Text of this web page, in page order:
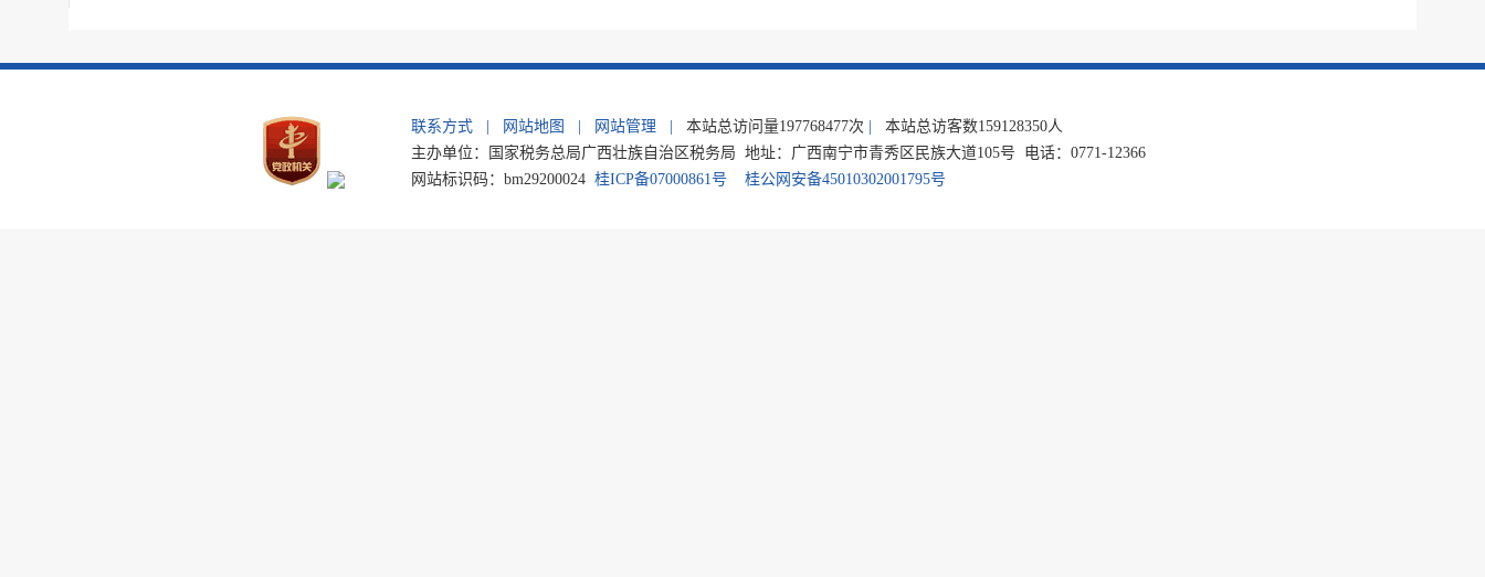
联系方式 网站地图 网站管理 本站总访问量197768477次 本站总访客数159128350人
主办单位：国家税务总局广西壮族自治区税务局 地址：广西南宁市青秀区民族大道105号 电话：0771-12366
网站标识码：bm29200024 桂ICP备07000861号 桂公网安备45010302001795号